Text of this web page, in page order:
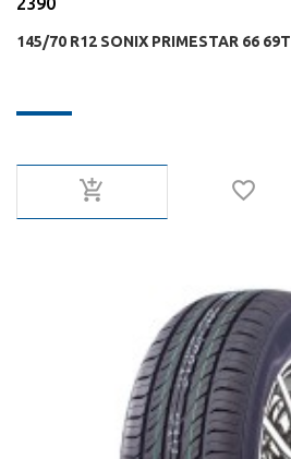
145/70 R12 SONIX PRIMESTAR 66 69T